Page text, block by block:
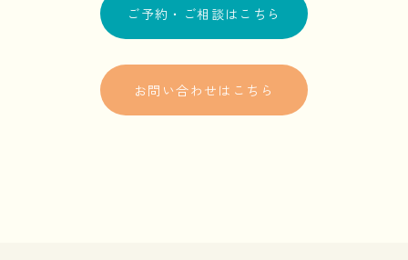
ご予約・ご相談はこちら
お問い合わせはこちら